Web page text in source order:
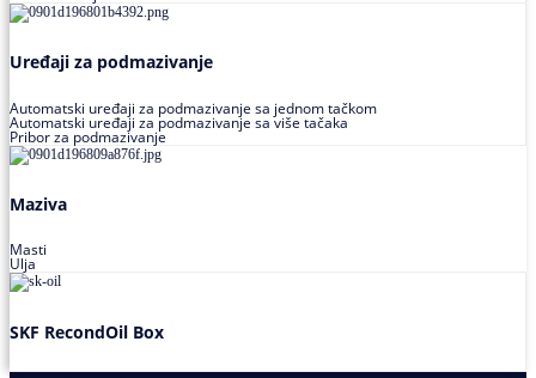
Uređaji za podmazivanje
Automatski uređaji za podmazivanje sa jednom tačkom
Automatski uređaji za podmazivanje sa više tačaka
Pribor za podmazivanje
Maziva
Masti
Ulja
SKF RecondOil Box